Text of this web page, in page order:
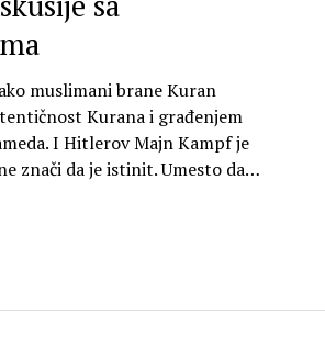
muslimani brane Kuran
Kurana i građenjem
I Hitlerov Majn Kampf je
znači da je istinit. Umesto da…